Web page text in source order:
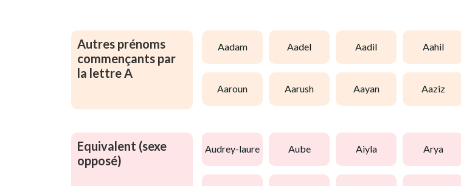
Autres prénoms
commençants par
la lettre A
aadam aadel aadil aahil
aaroun aarush aayan aaziz
Equivalent (sexe
opposé)
audrey-laure aube aiyla arya